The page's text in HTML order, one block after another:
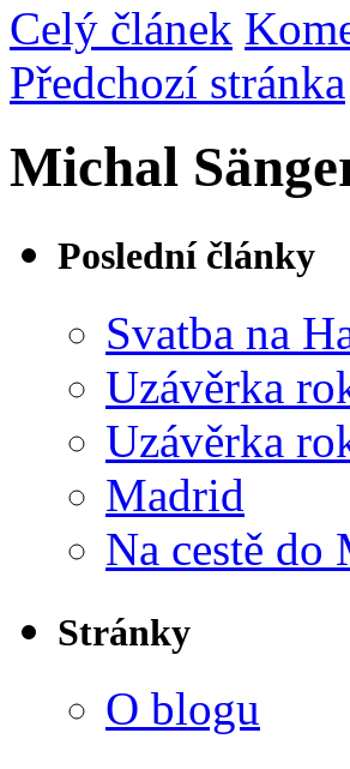
Celý článek
Předchozí stránka
Michal
Poslední články
Svatba na
Uzávěrka
Uzávěrka
Madrid
Na cestě do
Stránky
O blogu